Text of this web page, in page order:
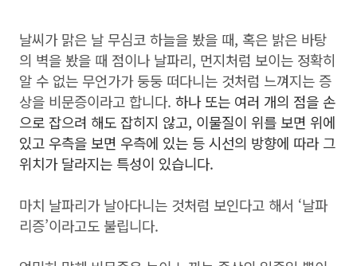
날씨가 맑은 날 무심코 하늘을 봤을 때, 혹은 밝은 바탕
의 벽을 봤을 때 점이나 날파리, 먼지처럼 보이는 정확히
알 수 없는 무언가가 둥둥 떠다니는 것처럼 느껴지는 증
상을 비문증이라고 합니다. 하나 또는 여러 개의 점을 손
으로 잡으려 해도 잡히지 않고, 이물질이 위를 보면 위에
있고 우측을 보면 우측에 있는 등 시선의 방향에 따라 그
위치가 달라지는 특성이 있습니다.
마치 날파리가 날아다니는 것처럼 보인다고 해서 ‘날파
리증’이라고도 불립니다.